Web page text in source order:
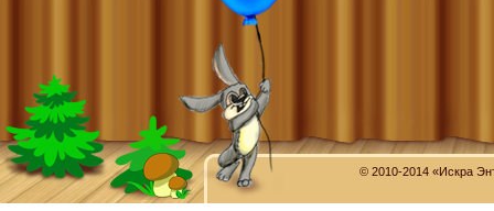
© 2010-2014 «Искра